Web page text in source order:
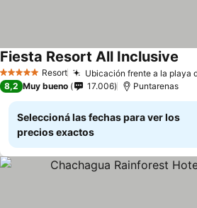
5 Estrellas Resort Ubicación frente a la playa
Fiesta Resort All Inclusive
8,2 Muy bueno 17.006 Puntarenas
Seleccioná las fechas para ver los
precios exactos